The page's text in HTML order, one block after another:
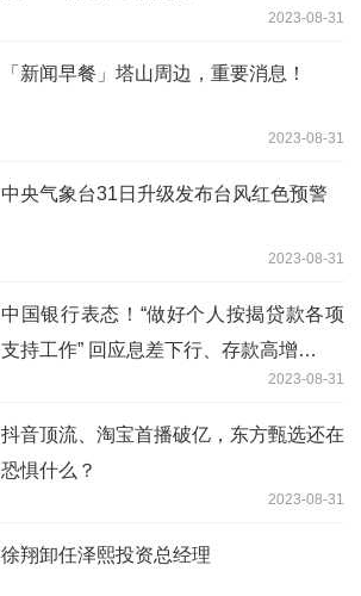
2023-08-31
「新闻早餐」塔山周边，重要消息！
2023-08-31
中央气象台31日升级发布台风红色预警
2023-08-31
中国银行表态！“做好个人按揭贷款各项
支持工作” 回应息差下行、存款高增…
2023-08-31
抖音顶流、淘宝首播破亿，东方甄选还在
恐惧什么？
2023-08-31
徐翔卸任泽熙投资总经理